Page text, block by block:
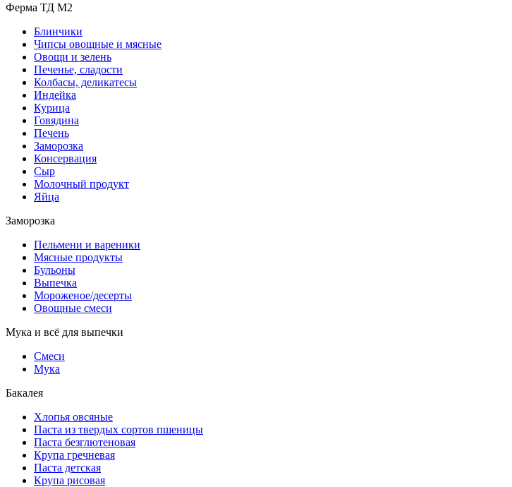
Ферма ТД М2
Блинчики
Чипсы овощные и мясные
Овощи и зелень
Печенье, сладости
Колбасы, деликатесы
Индейка
Курица
Говядина
Печень
Заморозка
Консервация
Сыр
Молочный продукт
Яйца
Заморозка
Пельмени и вареники
Мясные продукты
Бульоны
Выпечка
Мороженое/десерты
Овощные смеси
Мука и всё для выпечки
Смеси
Мука
Бакалея
Хлопья овсяные
Паста из твердых сортов пшеницы
Паста безглютеновая
Крупа гречневая
Паста детская
Крупа рисовая